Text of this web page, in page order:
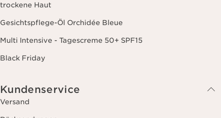
trockene Haut
Gesichtspflege-Öl Orchidée Bleue
Multi Intensive - Tagescreme 50+ SPF15
Black Friday
Kundenservice
Versand